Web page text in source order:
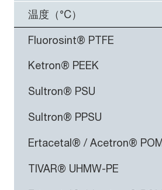
温度（°C）
Fluorosint® PTFE
Ketron® PEEK
Sultron® PSU
Sultron® PPSU
Ertacetal® / Acetron®
TIVAR® UHMW-PE